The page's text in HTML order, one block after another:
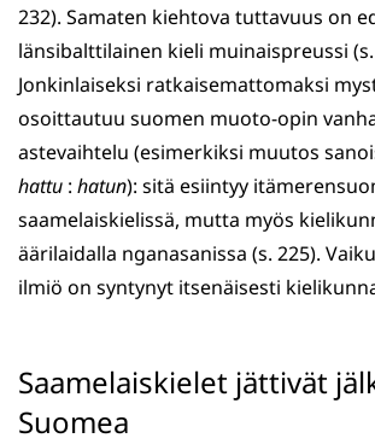
232). Samaten kiehtova tuttavuus on
länsibalttilainen kieli muinaispreussi (s.
Jonkinlaiseksi ratkaisemattomaksi
osoittautuu suomen muoto-opin
astevaihtelu (esimerkiksi muutos
hattu : hatun): sitä esiintyy
saamelaiskielissä, mutta myös
äärilaidalla nganasanissa (s. 225).
ilmiö on syntynyt itsenäisesti
Saamelaiskielet jättivät
Suomea